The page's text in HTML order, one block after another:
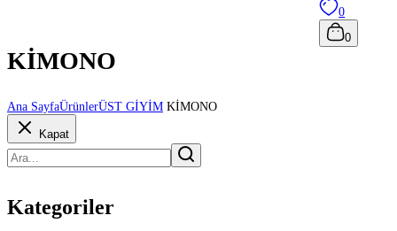
0
0
KİMONO
Ana SayfaÜrünlerÜST GİYİM KİMONO
Kapat
Kategoriler